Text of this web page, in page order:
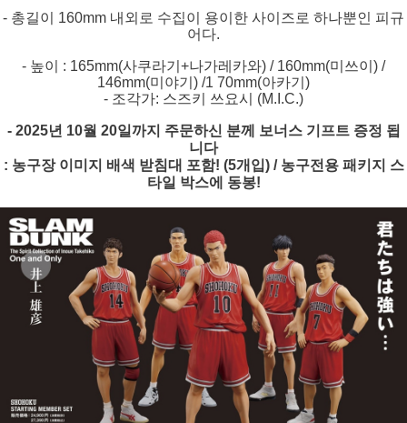
- 총길이 160mm 내외로 수집이 용이한 사이즈로 하나뿐인 피규
어다.
- 높이 : 165mm(사쿠라기+나가레카와) / 160mm(미쓰이) /
146mm(미야기) /1 70mm(아카기)
- 조각가: 스즈키 쓰요시 (M.I.C.)
- 2025년 10월 20일까지 주문하신 분께 보너스 기프트 증정 됩
니다
: 농구장 이미지 배색 받침대 포함! (5개입) / 농구전용 패키지 스
타일 박스에 동봉!